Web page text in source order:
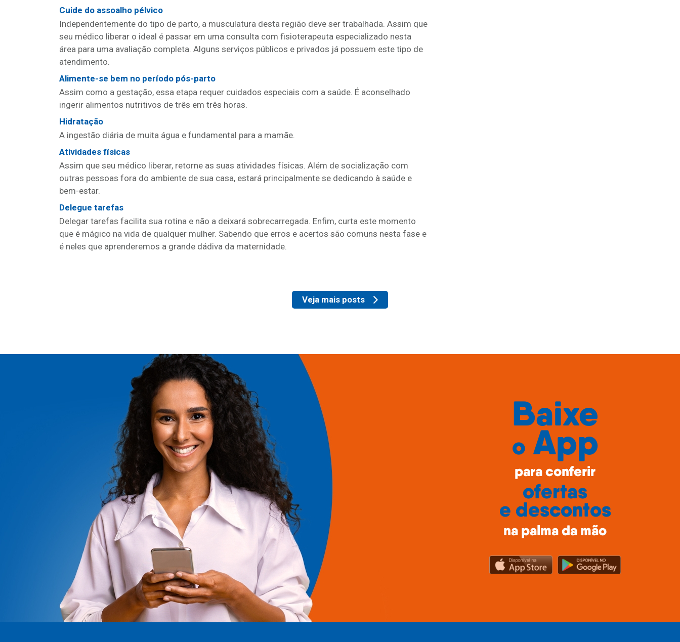
Cuide do assoalho pélvico
Independentemente do tipo de parto, a musculatura desta região deve ser trabalhada. Assim que
seu médico liberar o ideal é passar em uma consulta com fisioterapeuta especializado nesta
área para uma avaliação completa. Alguns serviços públicos e privados já possuem este tipo de
atendimento.
Alimente-se bem no período pós-parto
Assim como a gestação, essa etapa requer cuidados especiais com a saúde. É aconselhado
ingerir alimentos nutritivos de três em três horas.
Hidratação
A ingestão diária de muita água e fundamental para a mamãe.
Atividades físicas
Assim que seu médico liberar, retorne as suas atividades físicas. Além de socialização com
outras pessoas fora do ambiente de sua casa, estará principalmente se dedicando à saúde e
bem-estar.
Delegue tarefas
Delegar tarefas facilita sua rotina e não a deixará sobrecarregada. Enfim, curta este momento
que é mágico na vida de qualquer mulher. Sabendo que erros e acertos são comuns nesta fase e
é neles que aprenderemos a grande dádiva da maternidade.
Veja mais posts
Baixe
o App
para conferir
ofertas
e descontos
na palma da mão